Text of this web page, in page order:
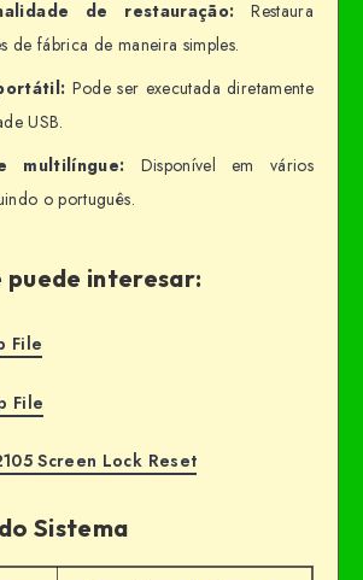
de restauração: Restaura
de fábrica de maneira simples.
Pode ser executada diretamente
USB.
multilíngue: Disponível em vários
o português.
puede interesar:
File
File
Screen Lock Reset
Sistema